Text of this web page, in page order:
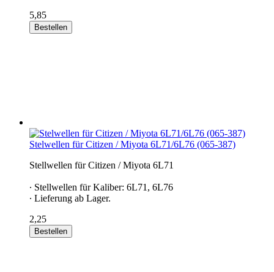
5,85
Bestellen
Stelwellen für Citizen / Miyota 6L71/6L76 (065-387)
Stellwellen für Citizen / Miyota 6L71
∙ Stellwellen für Kaliber: 6L71, 6L76
∙ Lieferung ab Lager.
2,25
Bestellen